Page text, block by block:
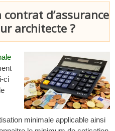
d’assurance
architecte ?
ci
minimale applicable ainsi